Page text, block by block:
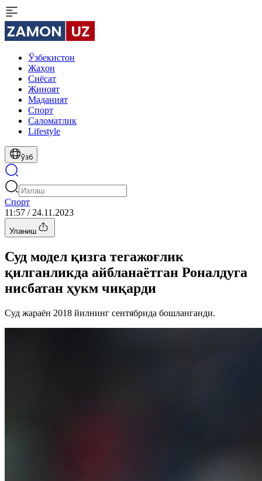
Ўзбекистон
Жаҳон
Сиёсат
Жиноят
Маданият
Спорт
Cаломатлик
Lifestyle
ўзб
Спорт
11:57 / 24.11.2023
Уланиш
Суд модел қизга тегажоғлик
қилганликда айбланаётган Роналдуга
нисбатан ҳукм чиқарди
Суд жараён 2018 йилнинг сентябрида бошланганди.